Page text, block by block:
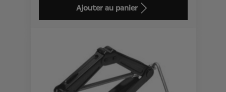
94,78
to:
Ajouter au panier